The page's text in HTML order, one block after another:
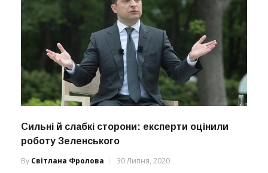
Сильні й слабкі сторони: експерти оцінили
роботу Зеленського
By Світлана Фролова 30 Липня, 2020